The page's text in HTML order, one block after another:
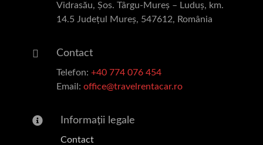
Vidrasău, Șos. Târgu-Mureș – Luduș, km.
14.5 Județul Mureș, 547612, România
Contact
Telefon: +40 774 076 454
Email: office@travelrentacar.ro
Informații legale
Contact